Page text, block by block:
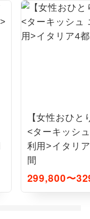
【女性おひと
<ターキッシ
利用>イタリ
間
299,800〜